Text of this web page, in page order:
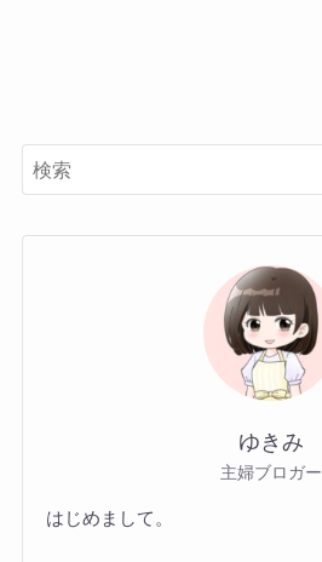
ゆきみ
主婦ブロガー
はじめまして。